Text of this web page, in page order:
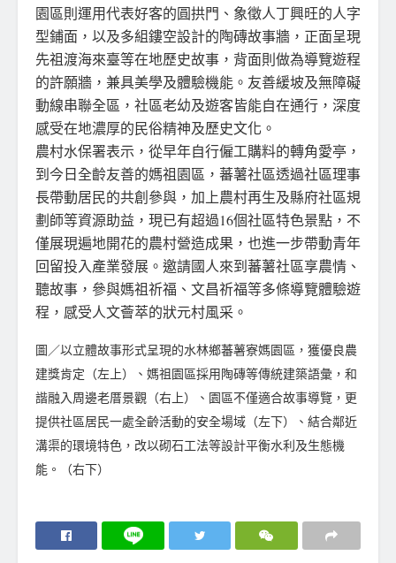
園區則運用代表好客的圓拱門、象徵人丁興旺的人字
型鋪面，以及多組鏤空設計的陶磚故事牆，正面呈現
先祖渡海來臺等在地歷史故事，背面則做為導覽遊程
的許願牆，兼具美學及體驗機能。友善緩坡及無障礙
動線串聯全區，社區老幼及遊客皆能自在通行，深度
感受在地濃厚的民俗精神及歷史文化。
農村水保署表示，從早年自行僱工購料的轉角愛亭，
到今日全齡友善的媽祖園區，蕃薯社區透過社區理事
長帶動居民的共創參與，加上農村再生及縣府社區規
劃師等資源助益，現已有超過16個社區特色景點，不
僅展現遍地開花的農村營造成果，也進一步帶動青年
回留投入產業發展。邀請國人來到蕃薯社區享農情、
聽故事，參與媽祖祈福、文昌祈福等多條導覽體驗遊
程，感受人文薈萃的狀元村風采。
圖／以立體故事形式呈現的水林鄉蕃薯寮媽園區，獲優良農
建獎肯定（左上）、媽祖園區採用陶磚等傳統建築語彙，和
諧融入周邊老厝景觀（右上）、園區不僅適合故事導覽，更
提供社區居民一處全齡活動的安全場域（左下）、結合鄰近
溝渠的環境特色，改以砌石工法等設計平衡水利及生態機
能。（右下）